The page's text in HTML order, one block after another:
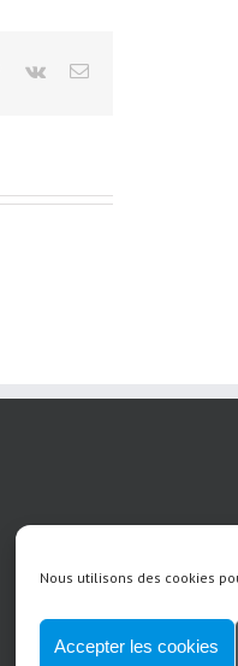
Nous utilisons des cookies
Accepter les cookies
pinterest
vk Email